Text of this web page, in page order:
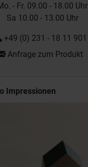
- Fr. 09.00 - 18.00 Uhr
Sa 10.00 - 13.00 Uhr
+49 (0) 231 - 18 11 901
Anfrage zum Produkt
Impressionen